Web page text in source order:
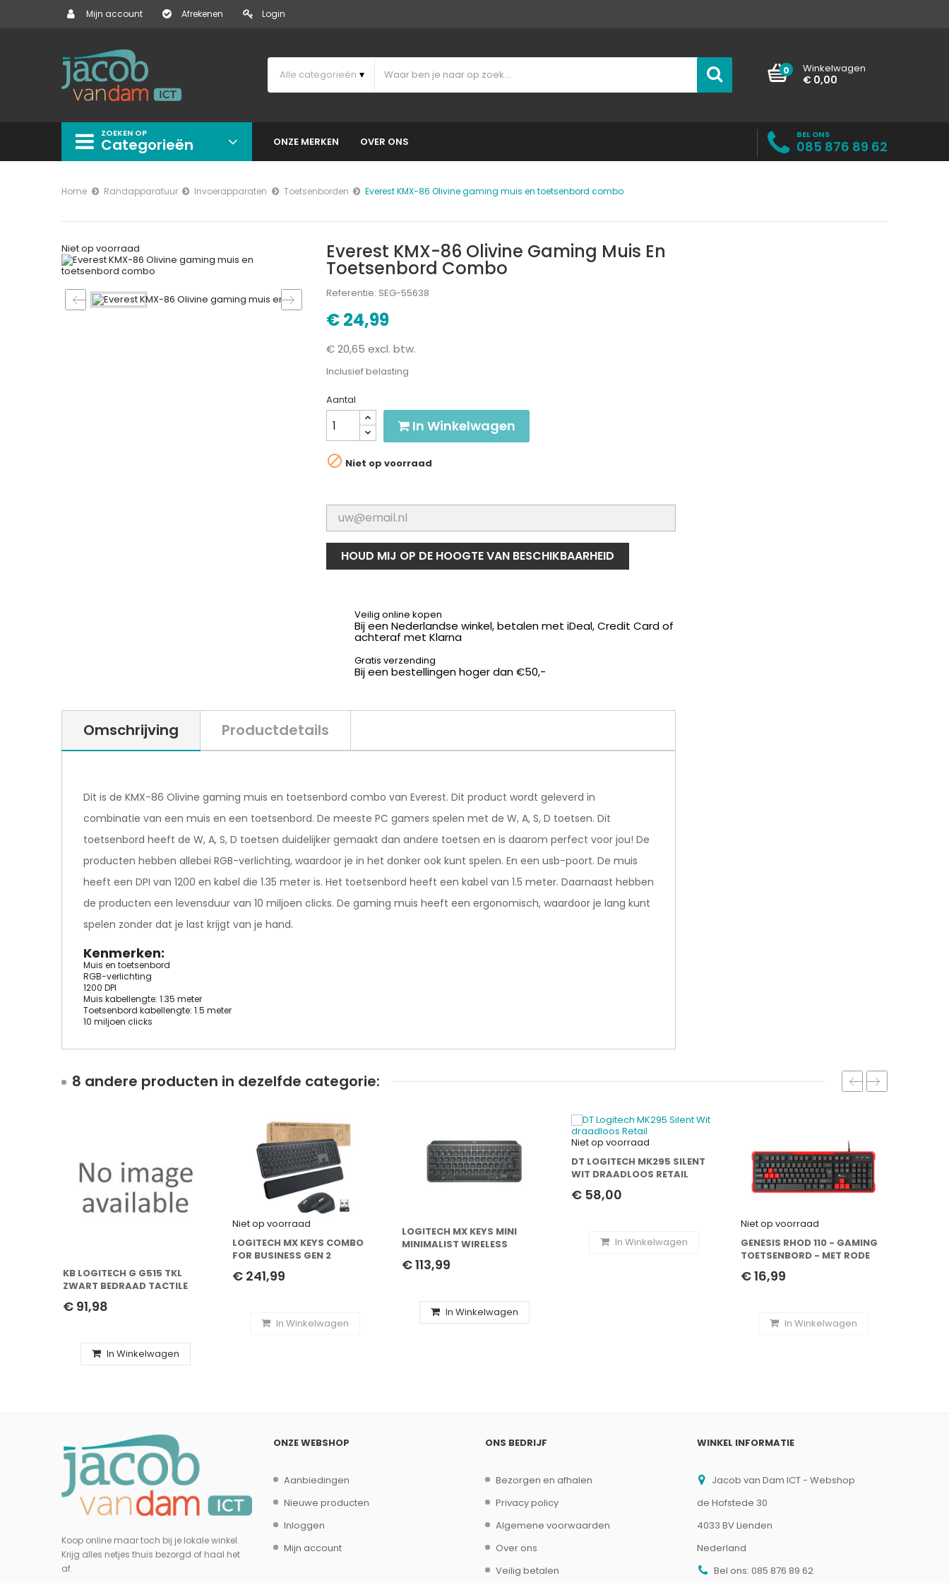
Mijn account Afrekenen Login
Winkelwagen
0
€ 0,00
ZOEKEN OP
Categorieën ONZE MERKEN OVER ONS
BEL ONS
085 876 89 62
Home Randapparatuur Invoerapparaten Toetsenborden Everest KMX-86 Olivine gaming muis en toetsenbord combo
Niet op voorraad Everest KMX-86 Olivine Gaming Muis En
Toetsenbord Combo
Referentie: SEG-55638
€ 24,99
€ 20,65 excl. btw.
Inclusief belasting
Aantal
In Winkelwagen
 Niet op voorraad
HOUD MIJ OP DE HOOGTE VAN BESCHIKBAARHEID
Veilig online kopen
Bij een Nederlandse winkel, betalen met iDeal, Credit Card of
achteraf met Klarna
Gratis verzending
Bij een bestellingen hoger dan €50,-
Omschrijving Productdetails
Dit is de KMX-86 Olivine gaming muis en toetsenbord combo van Everest. Dit product wordt geleverd in
combinatie van een muis en een toetsenbord. De meeste PC gamers spelen met de W, A, S, D toetsen. Dit
toetsenbord heeft de W, A, S, D toetsen duidelijker gemaakt dan andere toetsen en is daarom perfect voor jou! De
producten hebben allebei RGB-verlichting, waardoor je in het donker ook kunt spelen. En een usb-poort. De muis
heeft een DPI van 1200 en kabel die 1.35 meter is. Het toetsenbord heeft een kabel van 1.5 meter. Daarnaast hebben
de producten een levensduur van 10 miljoen clicks. De gaming muis heeft een ergonomisch, waardoor je lang kunt
spelen zonder dat je last krijgt van je hand.
Kenmerken:
Muis en toetsenbord
RGB-verlichting
1200 DPI
Muis kabellengte: 1.35 meter
Toetsenbord kabellengte: 1.5 meter
10 miljoen clicks
8 andere producten in dezelfde categorie:
KB LOGITECH G G515 TKL
ZWART BEDRAAD TACTILE
€ 91,98
In Winkelwagen
Niet op voorraad
LOGITECH MX KEYS COMBO
FOR BUSINESS GEN 2
TOETSENBORD INCLUSIEF
MUIS RF-DRAADLOOS +
€ 241,99
In Winkelwagen
LOGITECH MX KEYS MINI
MINIMALIST WIRELESS
ILLUMINATED KEYBOARD
€ 113,99
In Winkelwagen
Niet op voorraad
DT LOGITECH MK295 SILENT
WIT DRAADLOOS RETAIL
€ 58,00
In Winkelwagen
Niet op voorraad
GENESIS RHOD 110 - GAMING
TOETSENBORD - MET RODE
TOETSEN - US LAYOUT
€ 16,99
In Winkelwagen
Koop online maar toch bij je lokale winkel.
Krijg alles netjes thuis bezorgd of haal het
af.
ONZE WEBSHOP
Aanbiedingen
Nieuwe producten
Inloggen
Mijn account
ONS BEDRIJF
Bezorgen en afhalen
Privacy policy
Algemene voorwaarden
Over ons
Veilig betalen
WINKEL INFORMATIE
Jacob van Dam ICT - Webshop
de Hofstede 30
4033 BV Lienden
Nederland
Bel ons: 085 876 89 62